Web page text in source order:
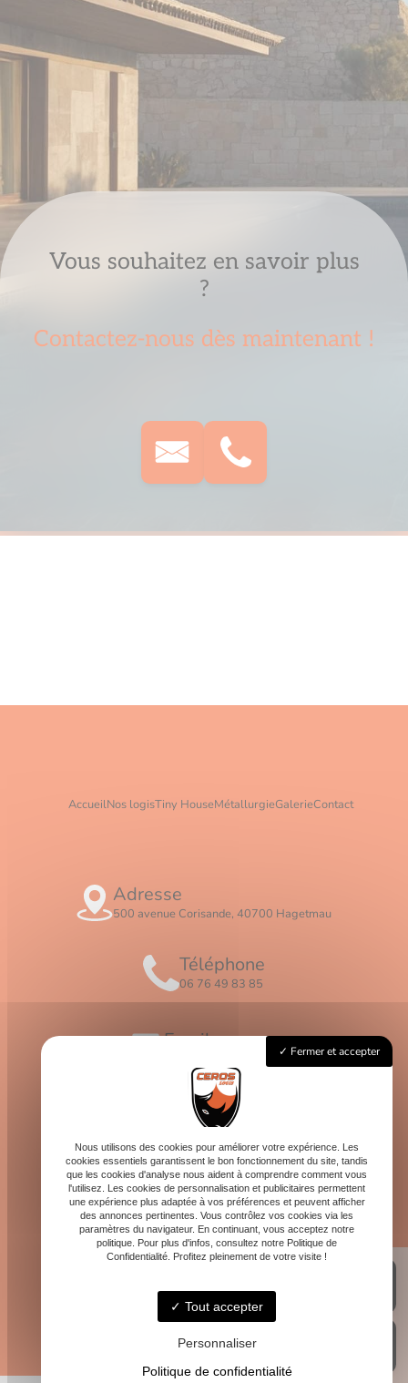
Vous souhaitez en savoir plus
?
Contactez-nous dès maintenant !
AccueilNos logisTiny HouseMétallurgieGalerieContact
Adresse
500 avenue Corisande, 40700 Hagetmau
Téléphone
06 76 49 83 85
Email
contact@logis-ceros.fr
Horaires
Lundi - Vendredi : 8h - 16h
Fermer et accepter
Nous utilisons des cookies pour améliorer votre expérience. Les
cookies essentiels garantissent le bon fonctionnement du site, tandis
que les cookies d'analyse nous aident à comprendre comment vous
l'utilisez. Les cookies de personnalisation et publicitaires permettent
une expérience plus adaptée à vos préférences et peuvent afficher
des annonces pertinentes. Vous contrôlez vos cookies via les
paramètres du navigateur. En continuant, vous acceptez notre
politique. Pour plus d'infos, consultez notre Politique de
Confidentialité. Profitez pleinement de votre visite !
Tout accepter
Personnaliser
Politique de confidentialité